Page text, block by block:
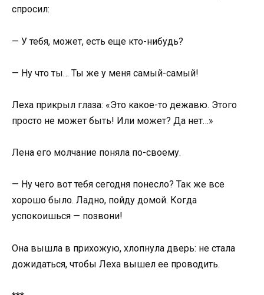
спросил:
— У тебя, может, есть еще кто-нибудь?
— Ну что ты… Ты же у меня самый-самый!
Леха прикрыл глаза: «Это какое-то дежавю. Этого
просто не может быть! Или может? Да нет…»
Лена его молчание поняла по-своему.
— Ну чего вот тебя сегодня понесло? Так же все
хорошо было. Ладно, пойду домой. Когда
успокоишься — позвони!
Она вышла в прихожую, хлопнула дверь: не стала
дожидаться, чтобы Леха вышел ее проводить.